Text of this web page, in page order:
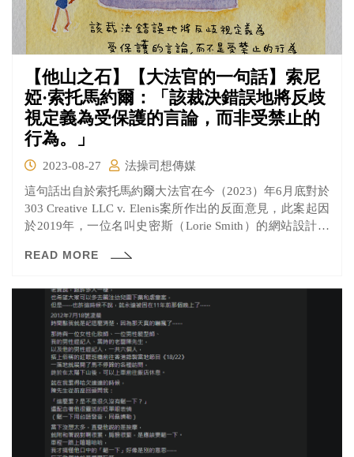
【他山之石】【大法官的一句話】索尼
婭·索托馬約爾：「該裁決錯誤地將反歧
視定義為受保護的言論，而非受禁止的
行為。」
2023-08-27
法操司想傳媒
這句話出自於索托馬約爾大法官在今（2023）年6月底對於
303 Creative LLC v. Elenis案所作出的反面意見，此案起因
於2019年，一位名叫史密斯（Lorie Smith）的網站設計師
願意建置宣傳有關於同性婚姻的網站。
READ MORE